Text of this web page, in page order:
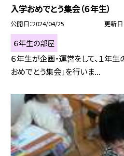
入学おめでとう集会（６年生）
公開日 2024/04/25 更新日
６年生の部屋
６年生が企画・運営をして、１年
おめでとう集会」を行いま...